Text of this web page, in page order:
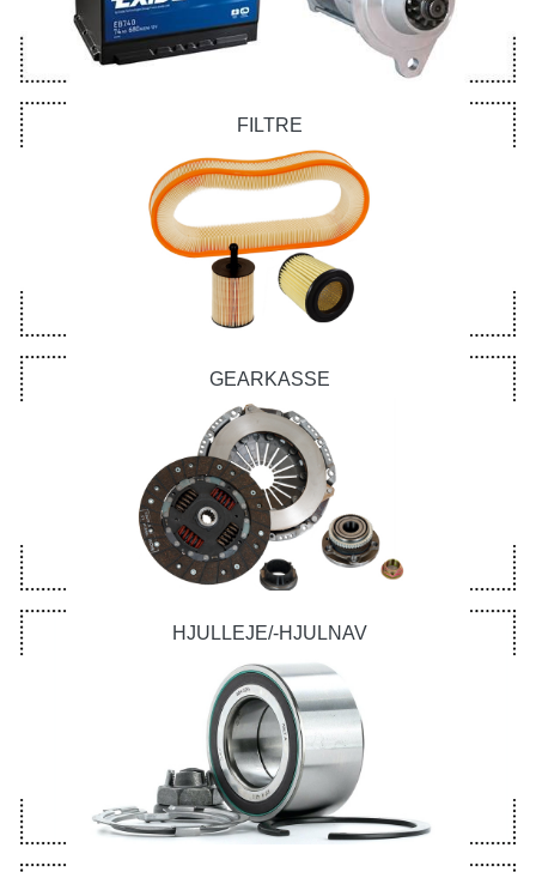
FILTRE
GEARKASSE
HJULLEJE/-HJULNAV